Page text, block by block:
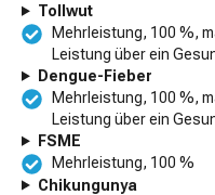
Tollwut
Mehrleistung, 100 %,
Leistung über ein
Dengue-Fieber
Mehrleistung, 100 %,
Leistung über ein
FSME
Mehrleistung, 100 %
Chikungunya